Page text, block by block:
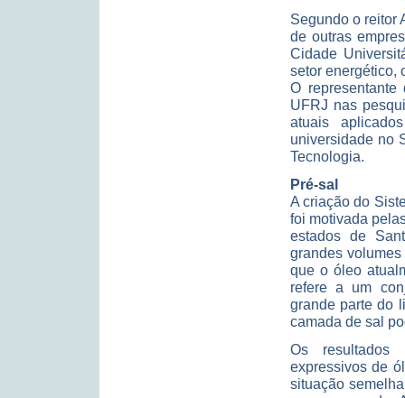
Segundo o reitor
de outras
Cidade
setor energético,
O
UFRJ nas
atuais
universidade no
Tecnologia.
Pré-sal
A criação do
foi motivada
estados de
grandes
que o óleo
refere a um
grande parte do
camada de sal
Os resultados
expressivos de
situação